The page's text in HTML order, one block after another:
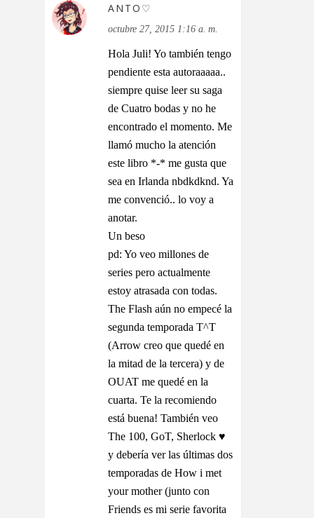
ANTO♡
octubre 27, 2015 1:16 a. m.
Hola Juli! Yo también tengo
pendiente esta autoraaaaa..
siempre quise leer su saga
de Cuatro bodas y no he
encontrado el momento. Me
llamó mucho la atención
este libro *-* me gusta que
sea en Irlanda nbdkdknd. Ya
me convenció.. lo voy a
anotar.
Un beso
pd: Yo veo millones de
series pero actualmente
estoy atrasada con todas.
The Flash aún no empecé la
segunda temporada T^T
(Arrow creo que quedé en
la mitad de la tercera) y de
OUAT me quedé en la
cuarta. Te la recomiendo
está buena! También veo
The 100, GoT, Sherlock ♥
y debería ver las últimas dos
temporadas de How i met
your mother (junto con
Friends es mi serie favorita